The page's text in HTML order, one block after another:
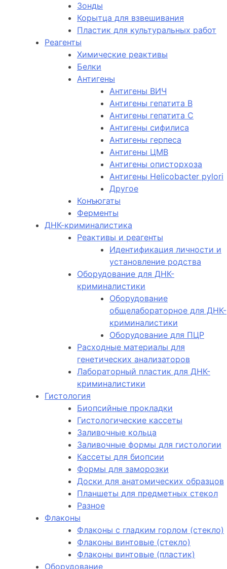
Зонды
Корытца для взвешивания
Пластик для культуральных работ
Реагенты
Химические реактивы
Белки
Антигены
Антигены ВИЧ
Антигены гепатита B
Антигены гепатита C
Антигены сифилиса
Антигены герпеса
Антигены ЦМВ
Антигены описторхоза
Антигены Helicobacter pylori
Другое
Конъюгаты
Ферменты
ДНК-криминалистика
Реактивы и реагенты
Идентификация личности и
установление родства
Оборудование для ДНК-
криминалистики
Оборудование
общелабораторное для ДНК-
криминалистики
Оборудование для ПЦР
Расходные материалы для
генетических анализаторов
Лабораторный пластик для ДНК-
криминалистики
Гистология
Биопсийные прокладки
Гистологические кассеты
Заливочные кольца
Заливочные формы для гистологии
Кассеты для биопсии
Формы для заморозки
Доски для анатомических образцов
Планшеты для предметных стекол
Разное
Флаконы
Флаконы с гладким горлом (стекло)
Флаконы винтовые (стекло)
Флаконы винтовые (пластик)
Оборудование